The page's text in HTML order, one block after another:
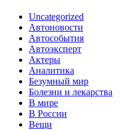
Uncategorized
Автоновости
Автособытия
Автоэксперт
Актеры
Аналитика
Безумный мир
Болезни и лекарства
В мире
В России
Вещи